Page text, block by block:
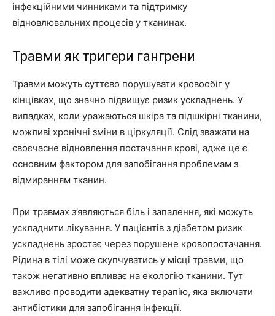
інфекційними чинниками та підтримку
відновлювальних процесів у тканинах.
Травми як тригери гангрени
Травми можуть суттєво порушувати кровообіг у
кінцівках, що значно підвищує ризик ускладнень. У
випадках, коли уражаються шкіра та підшкірні тканини,
можливі хронічні зміни в ціркуляції. Слід зважати на
своєчасне відновлення постачання крові, адже це є
основним фактором для запобігання проблемам з
відмиранням тканин.
При травмах з’являються біль і запалення, які можуть
ускладнити лікування. У пацієнтів з діабетом ризик
ускладнень зростає через порушене кровопостачання.
Рідина в тілі може скупчуватись у місці травми, що
також негативно впливає на екологію тканини. Тут
важливо проводити адекватну терапію, яка включати
антибіотики для запобігання інфекції.